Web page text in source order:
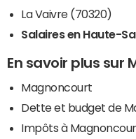
La Vaivre (70320)
Salaires en Haute-
En savoir plus sur
Magnoncourt
Dette et budget de
Impôts à